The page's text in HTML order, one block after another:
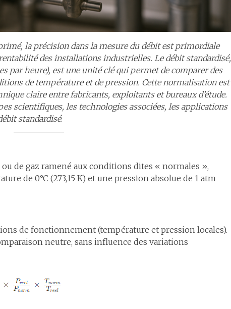
la précision dans la mesure du débit est primordiale
des installations industrielles. Le débit standardisé,
par heure), est une unité clé qui permet de comparer des
de température et de pression. Cette normalisation est
claire entre fabricants, exploitants et bureaux d’étude.
scientifiques, les technologies associées, les applications
standardisé.
de gaz ramené aux conditions dites « normales »,
de 0°C (273,15 K) et une pression absolue de 1 atm
de fonctionnement (température et pression locales).
neutre, sans influence des variations